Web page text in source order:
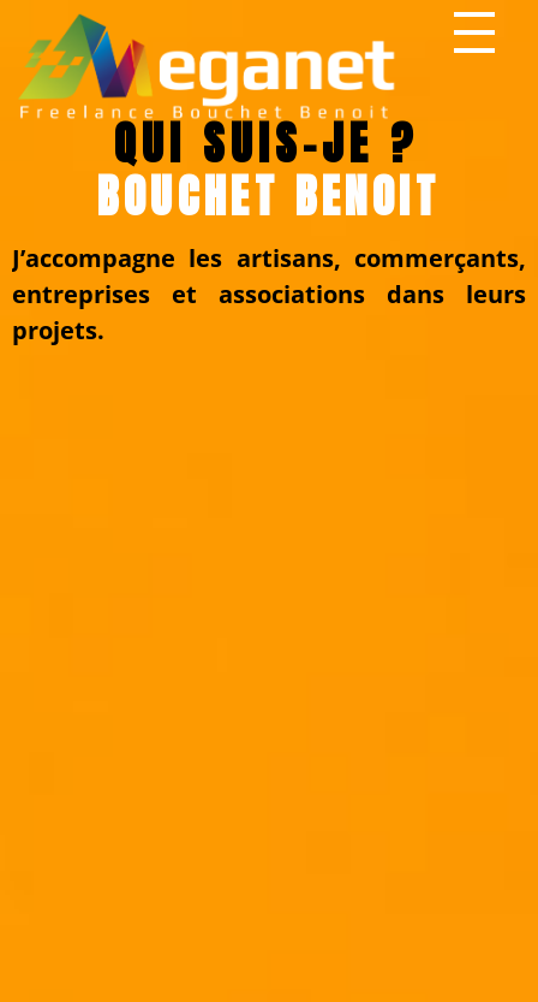
QUI SUIS-JE ?
BOUCHET BENOIT
J’accompagne les artisans, commerçants,
entreprises et associations dans leurs
projets.